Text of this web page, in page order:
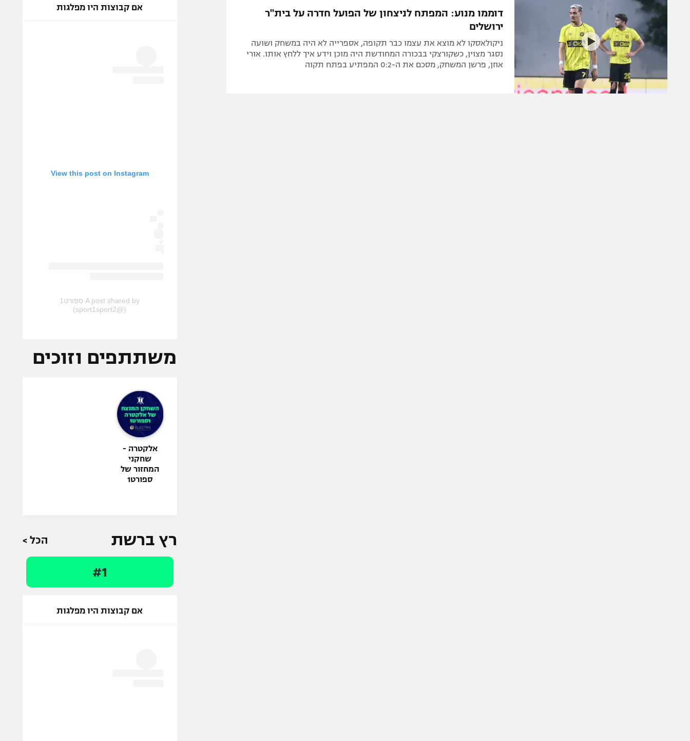
דוממו מנוע: המפתח לניצחון של הפועל חדרה על בית"ר
ירושלים
ניקולאסקו לא מוצא את עצמו כבר תקופה, אספרייה לא היה במשחק ושועה
נסגר מצוין, כשקורצקי בבכורה המחודשת היה מוכן וידע איך ללחץ אותו. אורי
אוזן, פרשן המשחק, מסכם את ה-0:2 המפתיע בפתח תקוה
אם קבוצות היו מפלגות
View this post on Instagram
A post shared by ספורט1
(@sport1sport2)
משתתפים וזוכים
אלקטרה -
שחקני
המחזור של
ספורט1
רץ ברשת הכל >
#1
אם קבוצות היו מפלגות